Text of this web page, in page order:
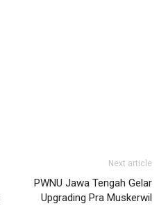
Next article
PWNU Jawa Tengah Gelar
Upgrading Pra Muskerwil